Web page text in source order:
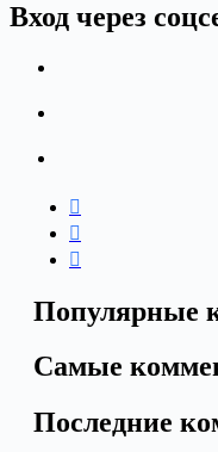
Вход через
Популярные
Самые
Последние